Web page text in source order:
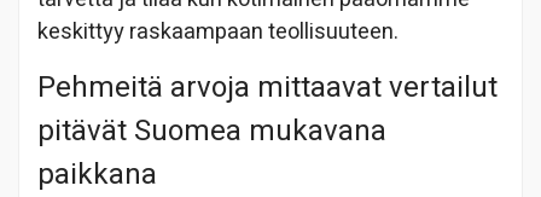
keskittyy raskaampaan teollisuuteen.
Pehmeitä arvoja mittaavat vertailut
pitävät Suomea mukavana
paikkana